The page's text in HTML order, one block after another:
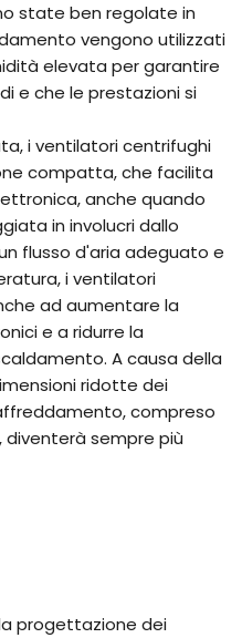
state ben regolate in
vengono utilizzati
elevata per garantire
e che le prestazioni si
i ventilatori centrifughi
compatta, che facilita
anche quando
in involucri dallo
flusso d'aria adeguato e
i ventilatori
ad aumentare la
e a ridurre la
A causa della
ridotte dei
compreso
diventerà sempre più
progettazione dei